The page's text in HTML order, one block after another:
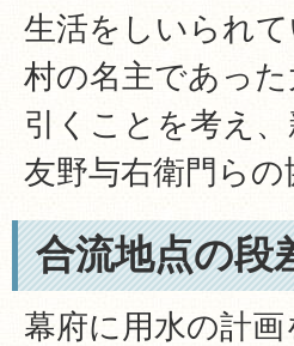
生活をしいられ
村の名主であっ
引くことを考え
友野与右衛門ら
合流地点の段
幕府に用水の計